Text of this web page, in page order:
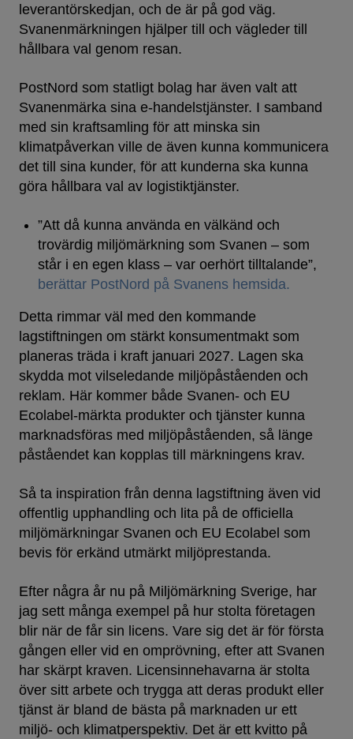
leverantörskedjan, och de är på god väg.
Svanenmärkningen hjälper till och vägleder till
hållbara val genom resan.
PostNord som statligt bolag har även valt att
Svanenmärka sina e-handelstjänster. I samband
med sin kraftsamling för att minska sin
klimatpåverkan ville de även kunna kommunicera
det till sina kunder, för att kunderna ska kunna
göra hållbara val av logistiktjänster.
”Att då kunna använda en välkänd och
trovärdig miljömärkning som Svanen – som
står i en egen klass – var oerhört tilltalande”,
berättar PostNord på Svanens hemsida.
Detta rimmar väl med den kommande
lagstiftningen om stärkt konsumentmakt som
planeras träda i kraft januari 2027. Lagen ska
skydda mot vilseledande miljöpåståenden och
reklam. Här kommer både Svanen- och EU
Ecolabel-märkta produkter och tjänster kunna
marknadsföras med miljöpåståenden, så länge
påståendet kan kopplas till märkningens krav.
Så ta inspiration från denna lagstiftning även vid
offentlig upphandling och lita på de officiella
miljömärkningar Svanen och EU Ecolabel som
bevis för erkänd utmärkt miljöprestanda.
Efter några år nu på Miljömärkning Sverige, har
jag sett många exempel på hur stolta företagen
blir när de får sin licens. Vare sig det är för första
gången eller vid en omprövning, efter att Svanen
har skärpt kraven. Licensinnehavarna är stolta
över sitt arbete och trygga att deras produkt eller
tjänst är bland de bästa på marknaden ur ett
miljö- och klimatperspektiv. Det är ett kvitto på